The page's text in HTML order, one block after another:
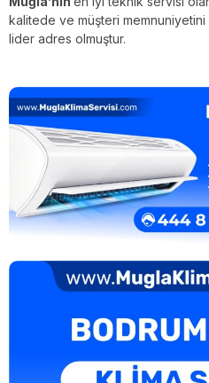
kalitede ve müşteri
lider adres olmuştur.